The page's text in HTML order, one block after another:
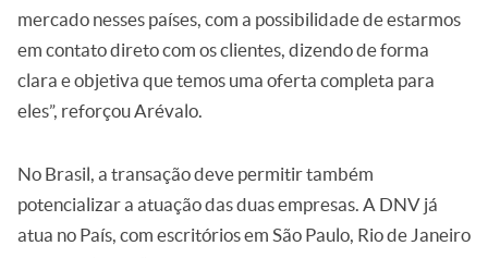
mercado nesses países, com a possibilidade de estarmos
em contato direto com os clientes, dizendo de forma
clara e objetiva que temos uma oferta completa para
eles”, reforçou Arévalo.
No Brasil, a transação deve permitir também
potencializar a atuação das duas empresas. A DNV já
atua no País, com escritórios em São Paulo, Rio de Janeiro